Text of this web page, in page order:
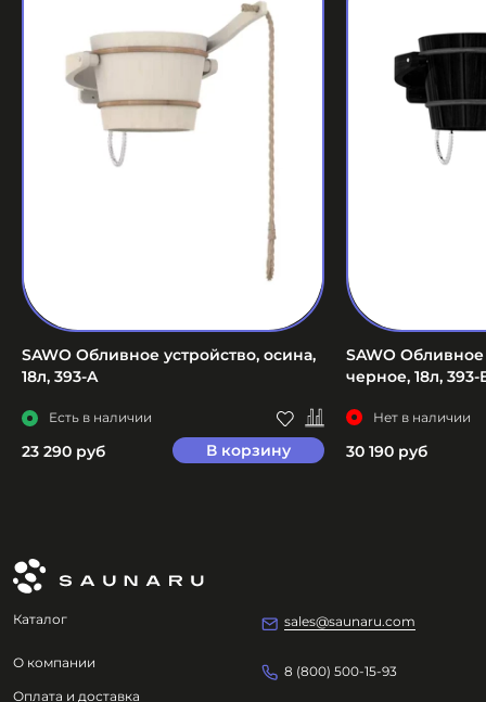
SAWO Обливное устройство, осина,
18л, 393-A
Есть в наличии
23 290 руб В корзину
SAWO Обливное
черное, 18л, 393-
Нет в наличии
30 190 руб
Каталог
О компании
Оплата и доставка
sales@saunaru.com
8 (800) 500-15-93